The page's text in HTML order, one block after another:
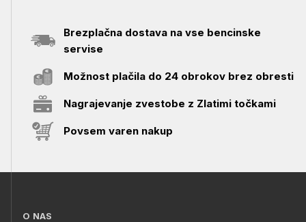
Brezplačna dostava na vse bencinske
servise
Možnost plačila do 24 obrokov brez obresti
Nagrajevanje zvestobe z Zlatimi točkami
Povsem varen nakup
O NAS